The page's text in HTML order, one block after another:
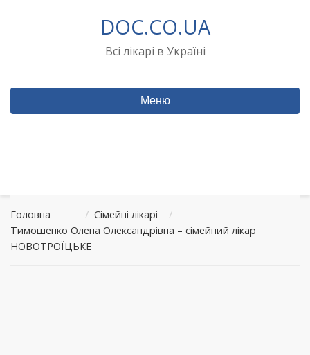
DOC.CO.UA
Всі лікарі в Україні
Меню
Головна / Сімейні лікарі
/
Тимошенко Олена Олександрівна – сімейний лікар
НОВОТРОЇЦЬКЕ